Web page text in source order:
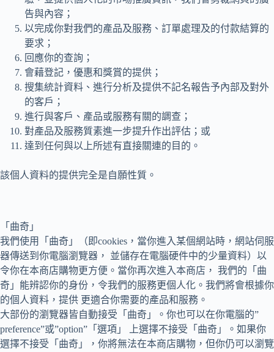
告與內容；
以完成你對我們的產品及服務、訂單處理及的付款結算的
要求；
回應你的查詢；
會藉登記，優惠和獎賞的提供；
搜集統計資料、進行分析及提供不記名報告予內部及對外
的客戶；
進行與客戶、產品或服務有關的調查；
對產品及服務質素進一步提升作出評估；或
達到任何與以上所述有直接關連的目的。
該個人資料的提供完全是自願性質。
「曲奇」
我們使用「曲奇」（即cookies，當你進入某個網站時，網站伺服
器傳送到你電腦瀏覽器， 並儲存在電腦硬件中的少量資料）以
令你在本商店購物更方便。當你再次進入本商店， 我們的「曲
奇」能辨認你的身份，令我們的服務更個人化。我們將會根據你
的個人資料，提供 更適合你需要的產品和服務。
大部份的瀏覽器皆自動接受「曲奇」。你也可以在你電腦的”
preference”或”option”「選項」 上選擇不接受「曲奇」。如果你
選擇不接受「曲奇」，你將無法在本商店購物，但你仍可以瀏覽